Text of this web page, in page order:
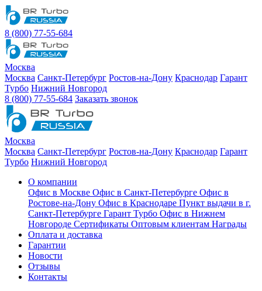
8 (800) 77-55-684
Москва
Москва Санкт-Петербург Ростов-на-Дону Краснодар Гарант
Турбо Нижний Новгород
8 (800) 77-55-684 Заказать звонок
Москва
Москва Санкт-Петербург Ростов-на-Дону Краснодар Гарант
Турбо Нижний Новгород
О компании
Офис в Москве Офис в Санкт-Петербурге Офис в
Ростове-на-Дону Офис в Краснодаре Пункт выдачи в г.
Санкт-Петербурге Гарант Турбо Офис в Нижнем
Новгороде Сертификаты Оптовым клиентам Награды
Оплата и доставка
Гарантии
Новости
Отзывы
Контакты